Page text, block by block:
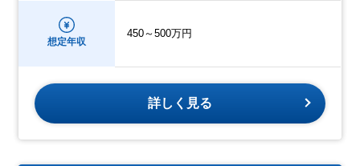
想定年収
450～500万円
詳しく見る